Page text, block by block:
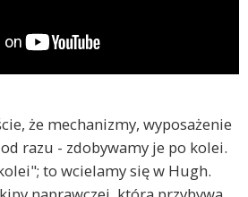
że mechanizmy, wyposażenie
razu - zdobywamy je po kolei.
to wcielamy się w Hugh.